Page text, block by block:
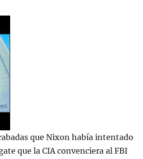
que Nixon había intentado
que la CIA convenciera al FBI